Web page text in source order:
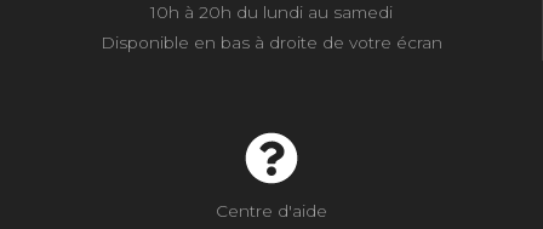
10h à 20h du lundi au samedi
Disponible en bas à droite de votre écran
Centre d'aide